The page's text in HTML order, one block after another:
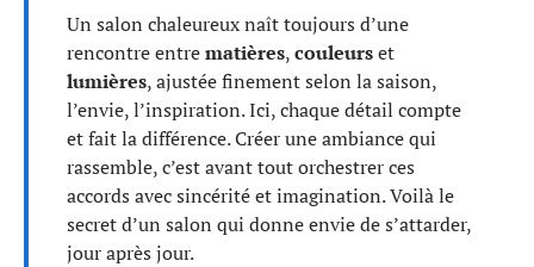
Un salon chaleureux naît toujours d’une
rencontre entrematières,couleurset
lumières, ajustée finement selon la saison,
l’envie, l’inspiration. Ici, chaque détail compte
et fait la différence. Créer une ambiance qui
rassemble, c’est avant tout orchestrer ces
accords avec sincérité et imagination. Voilà le
secret d’un salon qui donne envie de s’attarder,
jour après jour.